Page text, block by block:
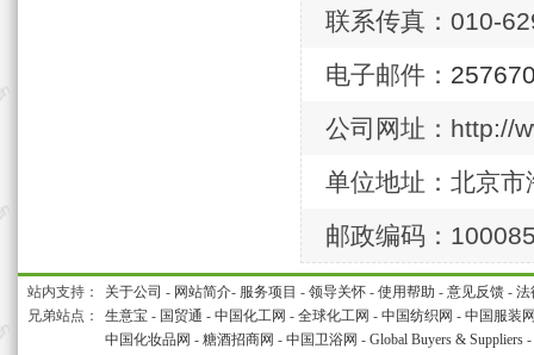
联系传真：010-
电子邮件：
公司网址：http://
单位地址：北京
邮政编码：
站内支持： 关于公司 - 网站简介- 服务项目 - 领导关怀 - 使用帮助 - 意见反馈 - 法
兄弟站点：
生意宝 - 国贸通 - 中国化工网 - 全球化工网 - 中国纺织网 - 中国服装
中国化妆品网 - 糖酒招商网 - 中国卫浴网 - Global Buyers & Suppliers -